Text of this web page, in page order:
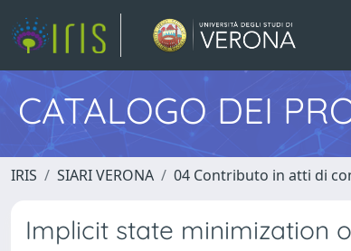
CATALOGO DEI
IRIS SIARI VERONA 04 Contributo in atti di
Implicit state minimization